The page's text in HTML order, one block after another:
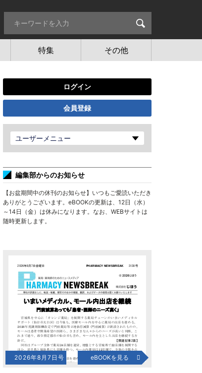
特集 その他
ログイン
会員登録
ユーザーメニュー
編集部からのお知らせ
【お盆期間中の休刊のお知らせ】いつもご愛読いただき
ありがとうございます。eBOOKの更新は、12日（水）
～14日（金）は休みになります。なお、WEBサイトは
随時更新します。
2026年8月7日号 eBOOKを見る